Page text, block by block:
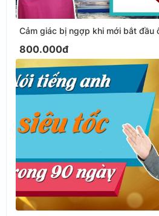
Cảm giác bị ngợp khi mới bắt đầu
800.000đ